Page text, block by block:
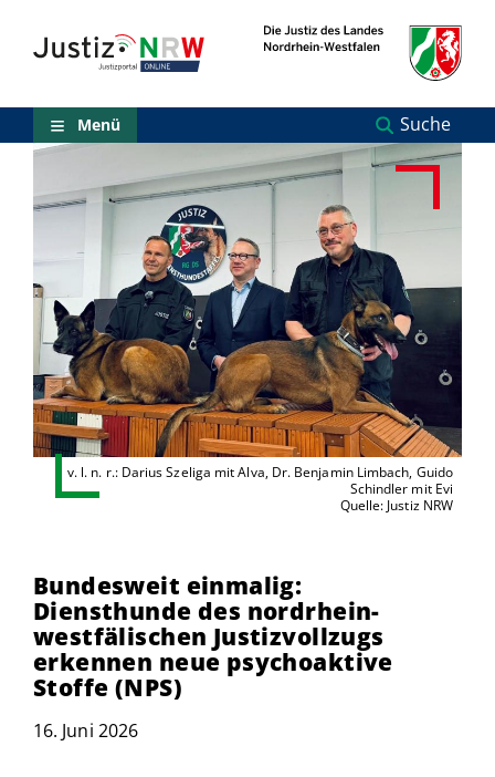
Inhalt
(Sprungmarken)
Menü
Zur
NRW-
Entscheidungssuche
Hauptnavigation
Zum
aktuellen
Inhalt
Zu
ausgewählten
Links
zu
einzelnen
Seiten
Menü Suche
v. l. n. r.: Darius Szeliga mit Alva, Dr. Benjamin Limbach, Guido
Schindler mit Evi
Quelle: Justiz NRW
Bundesweit einmalig:
Diensthunde des nordrhein-
westfälischen Justizvollzugs
erkennen neue psychoaktive
Stoffe (NPS)
16. Juni 2026